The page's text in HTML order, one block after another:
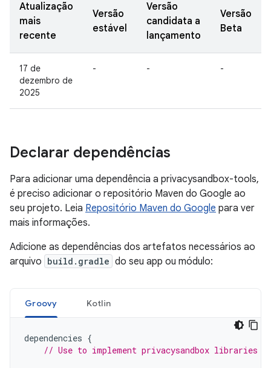
Atualização
mais
recente
Versão
estável
Versão
candidata a
lançamento
Versão
Beta
17 de
dezembro de
2025
- - -
Declarar dependências
Para adicionar uma dependência a privacysandbox-tools,
é preciso adicionar o repositório Maven do Google ao
seu projeto. Leia Repositório Maven do Google para ver
mais informações.
Adicione as dependências dos artefatos necessários ao
arquivo build.gradle do seu app ou módulo:
Groovy Kotlin
dependencies {
// Use to implement privacysandbox libraries